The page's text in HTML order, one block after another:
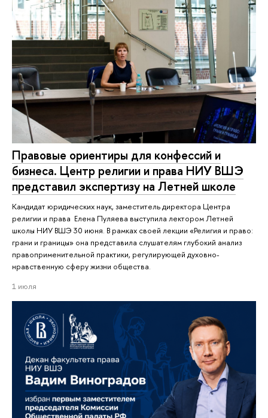
Правовые ориентиры для конфессий и
бизнеса. Центр религии и права НИУ ВШЭ
представил экспертизу на Летней школе
Кандидат юридических наук, заместитель директора Центра
религии и права Елена Пуляева выступила лектором Летней
школы НИУ ВШЭ 30 июня. В рамках своей лекции «Религия и право:
грани и границы» она представила слушателям глубокий анализ
правоприменительной практики, регулирующей духовно-
нравственную сферу жизни общества.
1 июля